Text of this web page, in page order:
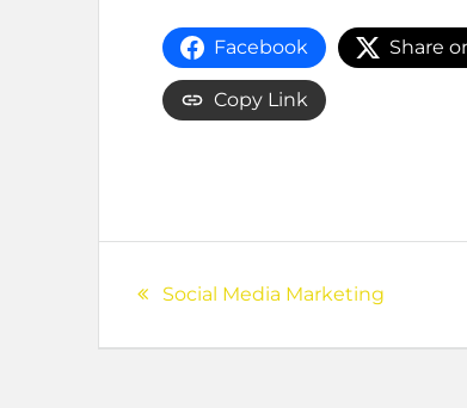
Facebook Share
Copy Link
Previous
Social Media Marketing